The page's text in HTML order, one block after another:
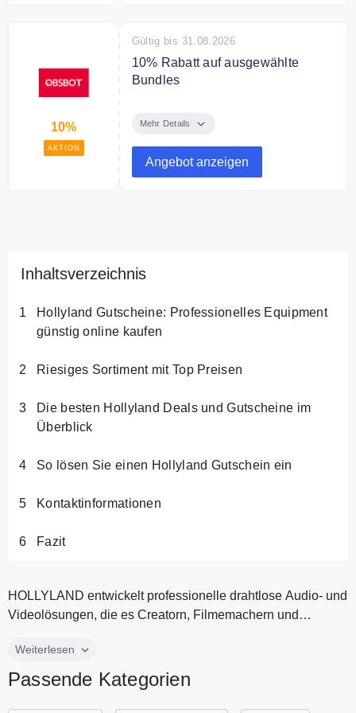
10%
AKTION
Gültig bis 31.08.2026
10% Rabatt auf ausgewählte
Bundles
Bundles.
Mehr Details
Angebot anzeigen
Inhaltsverzeichnis
Hollyland Gutscheine: Professionelles Equipment
günstig online kaufen
Riesiges Sortiment mit Top Preisen
Die besten Hollyland Deals und Gutscheine im
Überblick
So lösen Sie einen Hollyland Gutschein ein
Kontaktinformationen
Fazit
HOLLYLAND entwickelt professionelle drahtlose Audio- und
Videolösungen, die es Creatorn, Filmemachern und
HOLLYLAND entwickelt professionelle drahtlose Audio- und
Broadcastern ermöglichen, Inhalte souverän aufzunehmen
Weiterlesen
Passende Kategorien